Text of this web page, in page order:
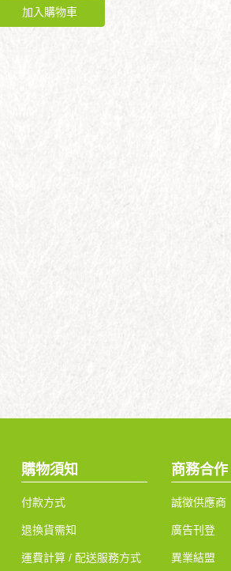
加入購物車
購物須知
付款方式
退換貨需知
運費計算 / 配送服務方式
商務合作
誠徵供應商
廣告刊登
異業結盟